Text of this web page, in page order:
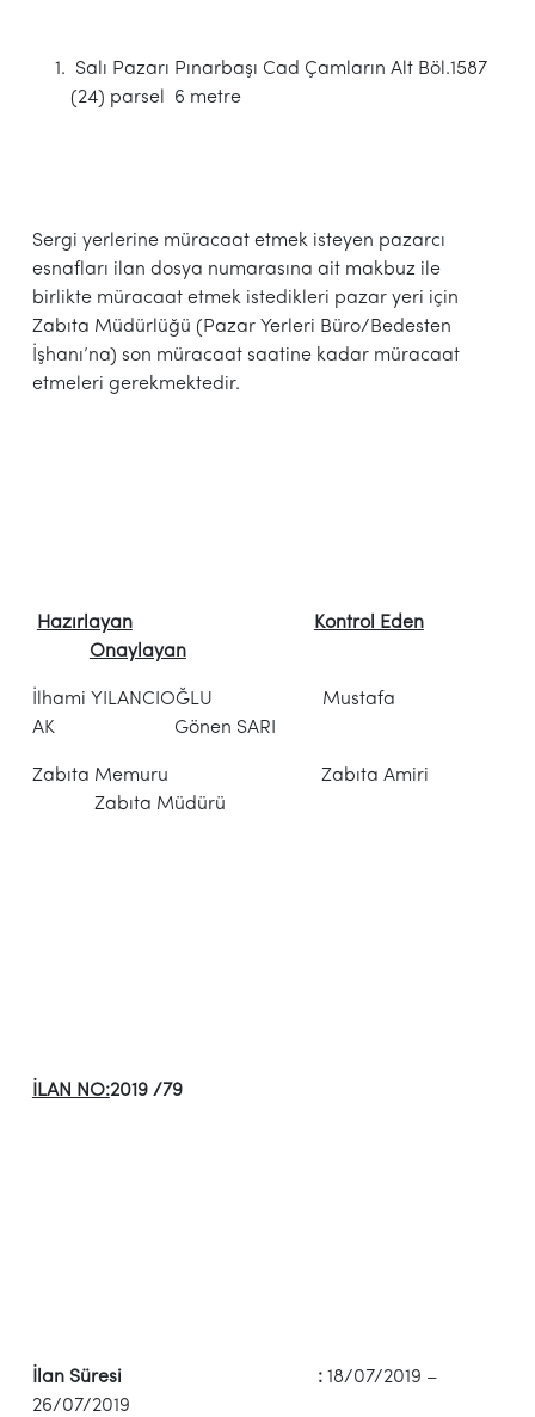
Salı Pazarı Pınarbaşı Cad Çamların Alt Böl.1587
(24) parsel 6 metre
Sergi yerlerine müracaat etmek isteyen pazarcı
esnafları ilan dosya numarasına ait makbuz ile
birlikte müracaat etmek istedikleri pazar yeri için
Zabıta Müdürlüğü (Pazar Yerleri Büro/Bedesten
İşhanı’na) son müracaat saatine kadar müracaat
etmeleri gerekmektedir.
Hazırlayan
Kontrol Eden
Onaylayan
İlhami YILANCIOĞLU Mustafa
AK Gönen SARI
Zabıta Memuru Zabıta Amiri
Zabıta Müdürü
İLAN NO:2019 /79
İlan Süresi : 18/07/2019 –
26/07/2019